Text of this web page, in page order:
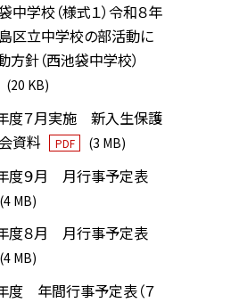
学校（様式１）令和８年
立中学校の部活動に
方針（西池袋中学校）
(20 KB)
度７月実施 新入生保護
資料
PDF (3 MB)
度９月 月行事予定表
(4 MB)
度８月 月行事予定表
(4 MB)
度 年間行事予定表（７